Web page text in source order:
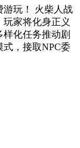
游玩！ 火柴人战
家将化身正义
化任务推动剧
，接取NPC委